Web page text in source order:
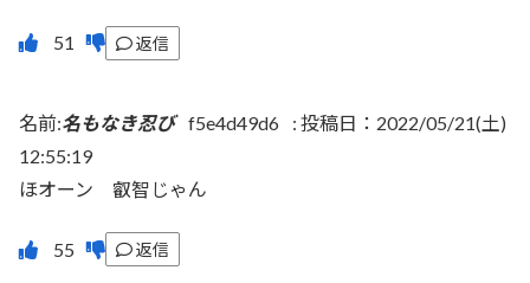
返信
名前:名もなき忍び f5e4d49d6 : 投稿日：2022/05/21(土)
12:55:19
ほオーン 叡智じゃん
返信